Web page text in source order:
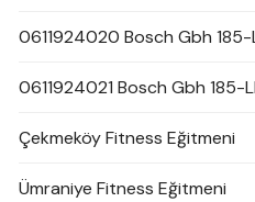
0611924020 Bosch Gbh 185-
0611924021 Bosch Gbh 185-
Çekmeköy Fitness Eğitmeni
Ümraniye Fitness Eğitmeni